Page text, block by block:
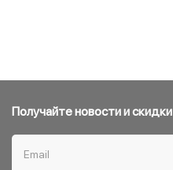
Получайте новости и скидки